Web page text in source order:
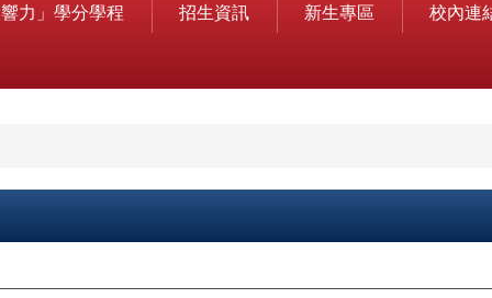
力」學分學程 招生資訊 新生專區 校內連